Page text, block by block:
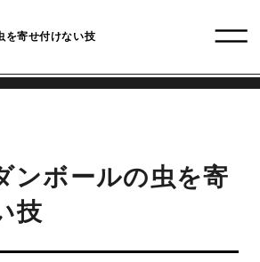
を寄せ付けない技
ンボールの虫を寄
技